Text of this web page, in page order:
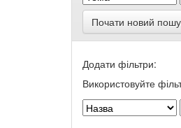
Почати новий
Додати фільтри:
Використовуйте